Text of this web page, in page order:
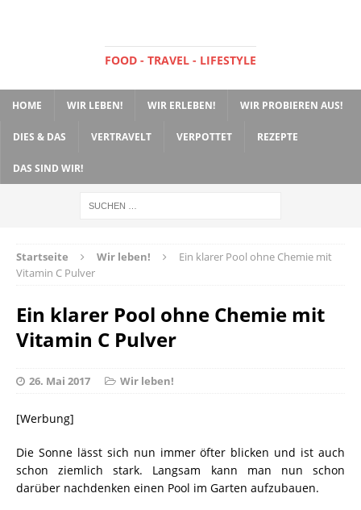
FOOD - TRAVEL - LIFESTYLE
HOME WIR LEBEN! WIR ERLEBEN! WIR PROBIEREN AUS!
DIES & DAS VERTRAVELT VERPOTTET REZEPTE
DAS SIND WIR!
Startseite Wir leben!
Ein klarer Pool ohne Chemie mit
Vitamin C Pulver
Ein klarer Pool ohne Chemie mit
Vitamin C Pulver
26. Mai 2017 Wir leben!
[Werbung]
Die Sonne lässt sich nun immer öfter blicken und ist auch
schon ziemlich stark. Langsam kann man nun schon
darüber nachdenken einen Pool im Garten aufzubauen.